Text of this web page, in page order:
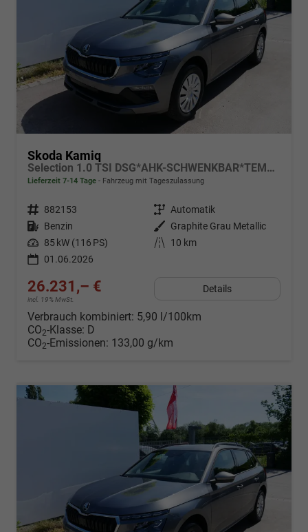
Skoda Kamiq
Selection 1.0 TSI DSG*AHK-SCHWENKBAR*TEMPOMAT*PDC-HINTEN*KEYLESS-GO*SHZ*
Lieferzeit 7-14 Tage Fahrzeug mit Tageszulassung
Fahrzeugnr. 882153 Getriebe Automatik
Kraftstoff Benzin Außenfarbe
Graphite Grau Metallic
Leistung 85 kW (116 PS) Kilometerstand
10 km
01.06.2026
26.231,– €
incl. 19% MwSt.
Details
Verbrauch kombiniert: 5,90 l/100km
CO2-Klasse: D
CO2-Emissionen: 133,00 g/km